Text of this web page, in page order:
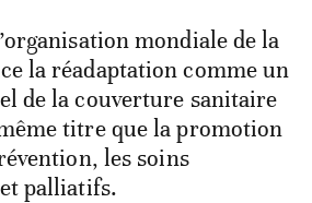
mondiale de la
la réadaptation comme un
de la couverture sanitaire
titre que la promotion
les soins
palliatifs.